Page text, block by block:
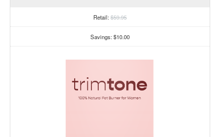
Retail:$59.95
Savings: $10.00